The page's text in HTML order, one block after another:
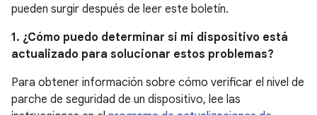
pueden surgir después de leer este boletín.
1. ¿Cómo puedo determinar si mi dispositivo está
actualizado para solucionar estos problemas?
Para obtener información sobre cómo verificar el nivel de
parche de seguridad de un dispositivo, lee las